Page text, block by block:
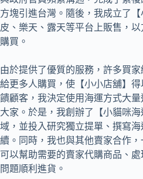
方塊引進台灣。隨後，我成立了
皮、樂天、露天等平台上販售，
購買。
由於提供了優質的服務，許多買
給更多人購買，使【小小店舖】
饋顧客，我決定使用海運方式大
大家。於是，我創辦了【小貓咪
域，並投入研究獨立提單、撰寫
續。同時，我也與其他賣家合作
可以幫助需要的賣家代購商品、
問題順利進貨。